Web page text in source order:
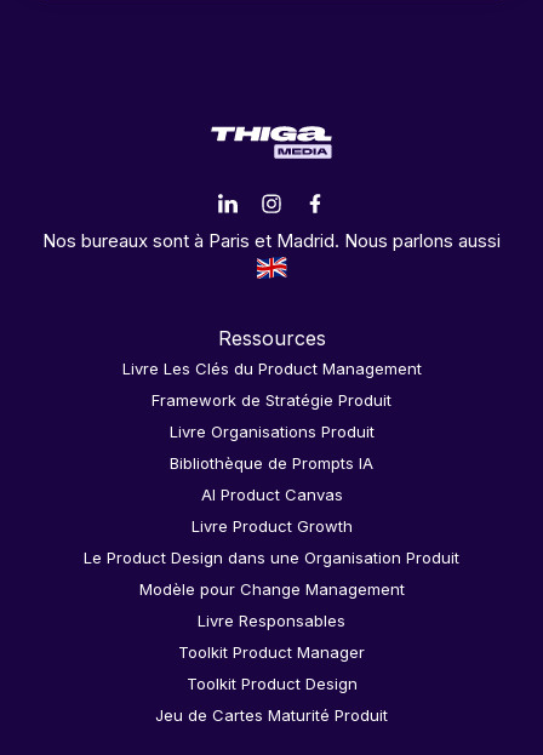
Nos bureaux sont à Paris et Madrid. Nous parlons aussi
Ressources
Livre Les Clés du Product Management
Framework de Stratégie Produit
Livre Organisations Produit
Bibliothèque de Prompts IA
AI Product Canvas
Livre Product Growth
Le Product Design dans une Organisation Produit
Modèle pour Change Management
Livre Responsables
Toolkit Product Manager
Toolkit Product Design
Jeu de Cartes Maturité Produit